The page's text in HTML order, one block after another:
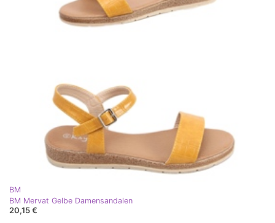
BM
BM Mervat Gelbe Damensandalen
20,15 €